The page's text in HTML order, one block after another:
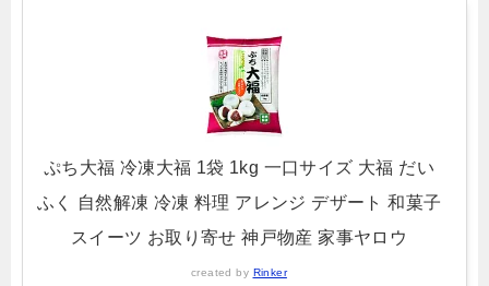
ぷち大福 冷凍大福 1袋 1kg 一口サイズ 大福 だい
ふく 自然解凍 冷凍 料理 アレンジ デザート 和菓子
スイーツ お取り寄せ 神戸物産 家事ヤロウ
created by Rinker